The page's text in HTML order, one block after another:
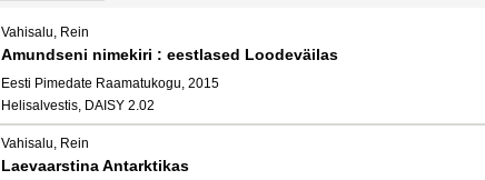
Vahisalu, Rein
Amundseni nimekiri : eestlased Loodeväilas
Eesti Pimedate Raamatukogu, 2015
Helisalvestis, DAISY 2.02
Vahisalu, Rein
Laevaarstina Antarktikas